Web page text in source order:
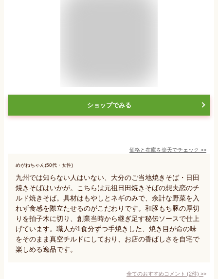
ショップでみる
価格と在庫を楽天でチェック >>
めがねちゃん(50代・女性)
九州では知らない人はいない、大分のご当地焼きそば・日田
焼きそばはいかが。こちらは元祖日田焼きそばの想夫恋のチ
ルド焼きそば。具材はもやしとネギのみで、余計な野菜を入
れず食感を際立たせるのがこだわりです。和豚もち豚の厚切
りを拍子木に切り、創業当時から継ぎ足す秘伝ソースで仕上
げています。職人が1食分ずつ手焼きした、焼き目が命の味
をそのまま真空チルドにしており、お店の香ばしさを自宅で
楽しめる逸品です。
全てのおすすめコメント (2件) >